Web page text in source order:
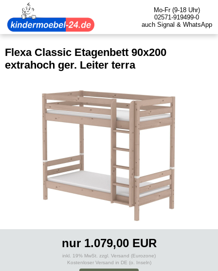
Mo-Fr (9-18 Uhr)
02571-919499-0
auch Signal & WhatsApp
Flexa Classic Etagenbett 90x200
extrahoch ger. Leiter terra
nur 1.079,00 EUR
inkl. 19% MwSt. zzgl. Versand (Eurozone)
Kostenloser Versand in DE (o. Inseln)